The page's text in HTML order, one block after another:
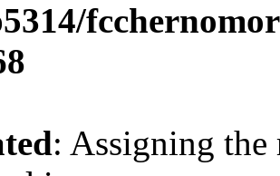
: Assigning the